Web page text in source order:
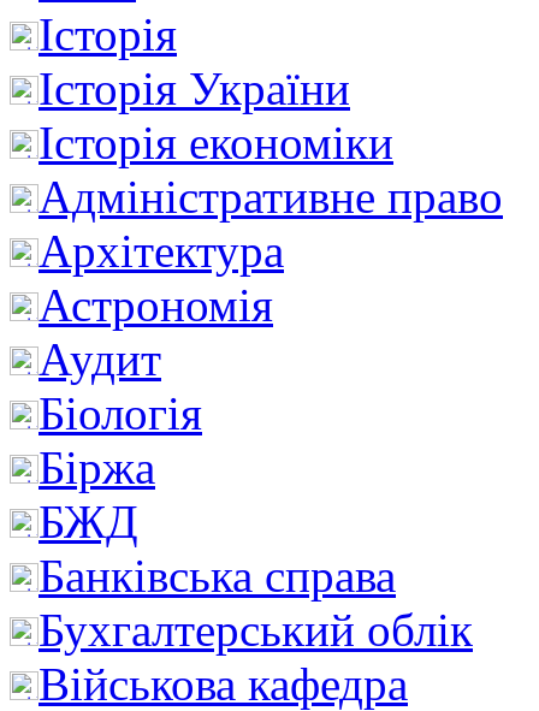
Історія
Історія України
Історія економіки
Адміністративне право
Архітектура
Астрономія
Аудит
Біологія
Біржа
БЖД
Банківська справа
Бухгалтерський облік
Військова кафедра